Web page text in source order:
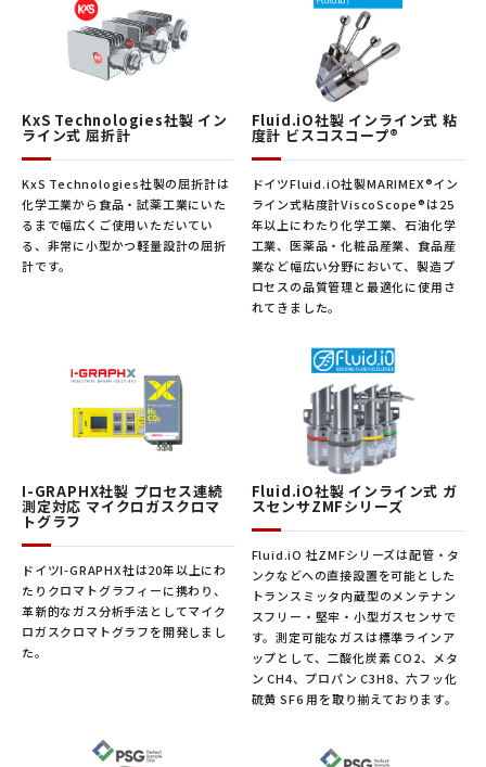
再現性 <0.1℃ (オプション：±0.05℃)
使用可能圧力
使用可能流量 0 ～ 10 L/h (水として)
粒子
サンプル中に30µm以上の粒子を含まない
こと
振動
設置位置にて20kHz以上の振動とならな
いこと
ハウジン
グ
SUS 316L (1.4404)、SUS630(1.4542)
接液部
SUS630(1.4542)、BOROFLOAT® 33ガ
ラス、シリコン、エポキシ樹脂
寸法
30 mm x 66 mm x 15 mm ケーブル、
グランド含まず
重量 <200kg
プロセス接続 M5めねじ × 2点
フィルタ
にて密度に関する必要な
データを収集し、それを
質量（V-ρ=m）の計算に
す。
冷却回路の冷媒はほとん
コールと水の混合液で構
成されています。冷媒が
凍結しないようにするた
めには、回路の最低温度
によって最適な濃度が決
まります。同時に、熱伝
導率的に好影響となる水
することも目的となりま
す。
では、グリコールと水の
混合液の濃度は、どのよ
うにしてプロセスでモニ
タできるのでしょうか。D
1. グリコールと水の濃度計
2. 濃度は測定値として直接
出力されます。
3. 冷凍プラント向けアプリ
調整。
4. 工場建屋の屋上に設置さ
れた熱交換器。循環されて
いるため、水が蒸発し、冷
空港での給油
カタログダウンロード
DLO-M2_exカタログ
KxS Technologies社製 イン
ライン式 屈折計
KxS Technologies社製の屈折計は
化学工業から食品・試薬工業にいた
るまで幅広くご使用いただいてい
る、非常に小型かつ軽量設計の屈折
計です。
Fluid.iO社製 インライン式 粘
度計 ビスコスコープ®
ドイツFluid.iO社製MARIMEX®イン
ライン式粘度計ViscoScope®は25
年以上にわたり化学工業、石油化学
工業、医薬品・化粧品産業、食品産
業など幅広い分野において、製造プ
ロセスの品質管理と最適化に使用さ
れてきました。
I-GRAPHX社製 プロセス連続
測定対応 マイクロガスクロマ
トグラフ
ドイツI-GRAPHX社は20年以上にわ
たりクロマトグラフィーに携わり、
革新的なガス分析手法としてマイク
ロガスクロマトグラフを開発しまし
た。
Fluid.iO社製 インライン式 ガ
スセンサZMFシリーズ
Fluid.iO 社ZMFシリーズは配管・タ
ンクなどへの直接設置を可能とした
トランスミッタ内蔵型のメンテナン
スフリー・堅牢・小型ガスセンサで
す。測定可能なガスは標準ラインア
ップとして、二酸化炭素 CO2、メタ
ン CH4、プロパン C3H8、六フッ化
硫黄 SF6 用を取り揃えております。